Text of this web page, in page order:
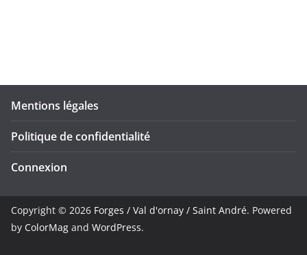
Mentions légales
Politique de confidentialité
Connexion
Copyright © 2026 Forges / Val d'ornay / Saint André. Powered
by ColorMag and WordPress.